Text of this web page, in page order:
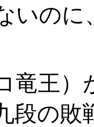
いの
竜王）
段の